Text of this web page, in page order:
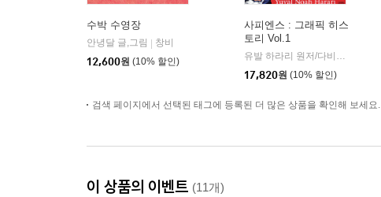
수박 수영장
안녕달 글,그림
창비
12,600원 (10% 할인)
사피엔스 : 그래픽 히스
토리 Vol.1
유발 하라리 원저/다비드 반데르묄렝 각색/다니엘 카사나브 그림/김명주 역
17,820원 (10% 할인)
검색 페이지에서 선택된 태그에 등록된 더 많은 상품을 확인해 보세요.
이 상품의 이벤트 (11개)